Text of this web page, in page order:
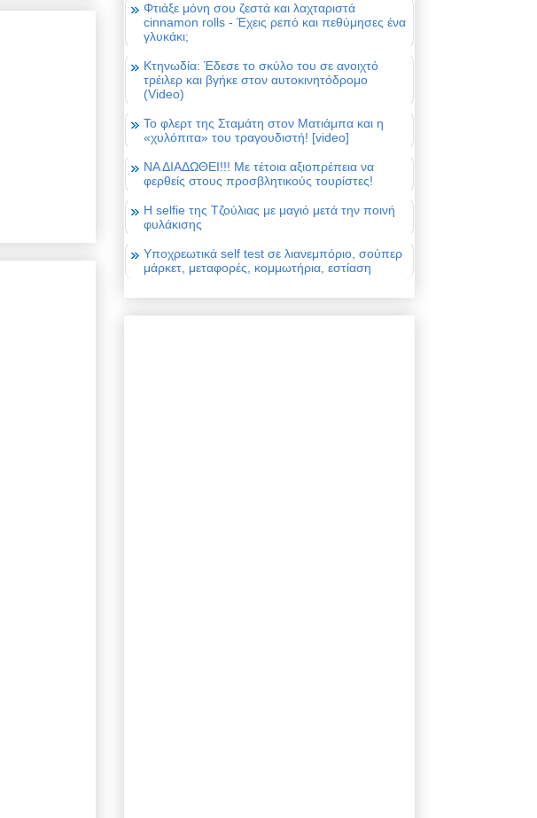
Φτιάξε μόνη σου ζεστά και λαχταριστά
cinnamon rolls - Έχεις ρεπό και πεθύμησες ένα
γλυκάκι;
Κτηνωδία: Έδεσε το σκύλο του σε ανοιχτό
τρέιλερ και βγήκε στον αυτοκινητόδρομο
(Video)
Το φλερτ της Σταμάτη στον Ματιάμπα και η
«χυλόπιτα» του τραγουδιστή! [video]
ΝΑ ΔΙΑΔΩΘΕΙ!!! Με τέτοια αξιοπρέπεια να
φερθείς στους προσβλητικούς τουρίστες!
Η selfie της Τζούλιας με μαγιό μετά την ποινή
φυλάκισης
Υποχρεωτικά self test σε λιανεμπόριο, σούπερ
μάρκετ, μεταφορές, κομμωτήρια, εστίαση